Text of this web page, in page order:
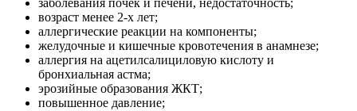
заболевания почек и печени, недостаточность;
возраст менее 2-х лет;
аллергические реакции на компоненты;
желудочные и кишечные кровотечения в анамнезе;
аллергия на ацетилсалициловую кислоту и
бронхиальная астма;
эрозийные образования ЖКТ;
повышенное давление;